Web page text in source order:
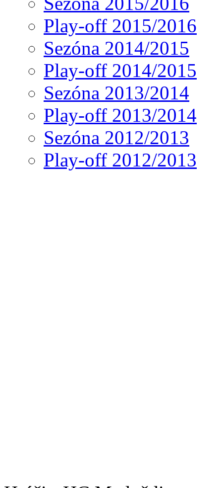
Play-off 2015/2016
Sezóna 2014/2015
Play-off 2014/2015
Sezóna 2013/2014
Play-off 2013/2014
Sezóna 2012/2013
Play-off 2012/2013